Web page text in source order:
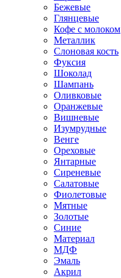
Бежевые
Глянцевые
Кофе с молоком
Металлик
Слоновая кость
Фуксия
Шоколад
Шампань
Оливковые
Оранжевые
Вишневые
Изумрудные
Венге
Ореховые
Янтарные
Сиреневые
Салатовые
Фиолетовые
Мятные
Золотые
Синие
Материал
МДФ
Эмаль
Акрил